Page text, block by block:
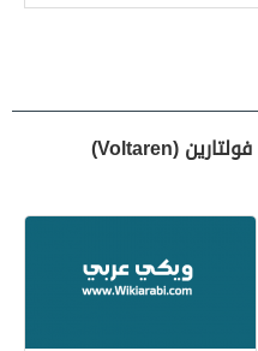
مواضيع ذات صلة بـ : تعريف دواء فولتارين (Voltaren)